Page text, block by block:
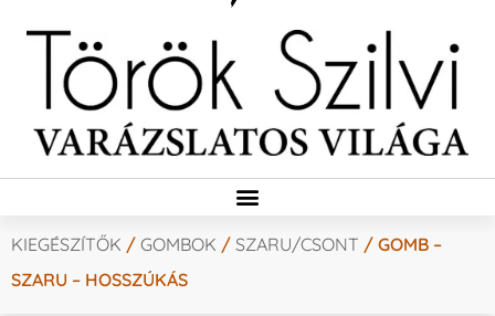
KIEGÉSZÍTŐK / GOMBOK / SZARU/CSONT / GOMB –
SZARU – HOSSZÚKÁS